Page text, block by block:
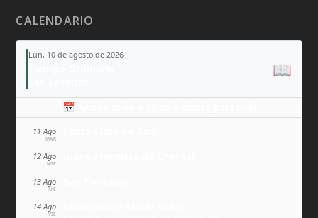
CALENDARIO
Lun, 10 de agosto de 2026
📖
📅 Añade todo a tu calendario personal
11 Ago
MAR
12 Ago
MIÉ
13 Ago
JUE
14 Ago
VIE